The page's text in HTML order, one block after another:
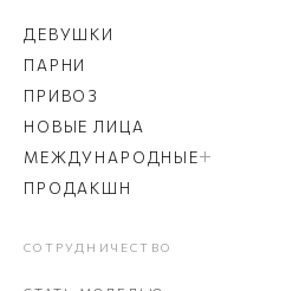
ДЕВУШКИ
ПАРНИ
ПРИВОЗ
НОВЫЕ ЛИЦА
МЕЖДУНАРОДНЫЕ
ПРОДАКШН
СОТРУДНИЧЕСТВО